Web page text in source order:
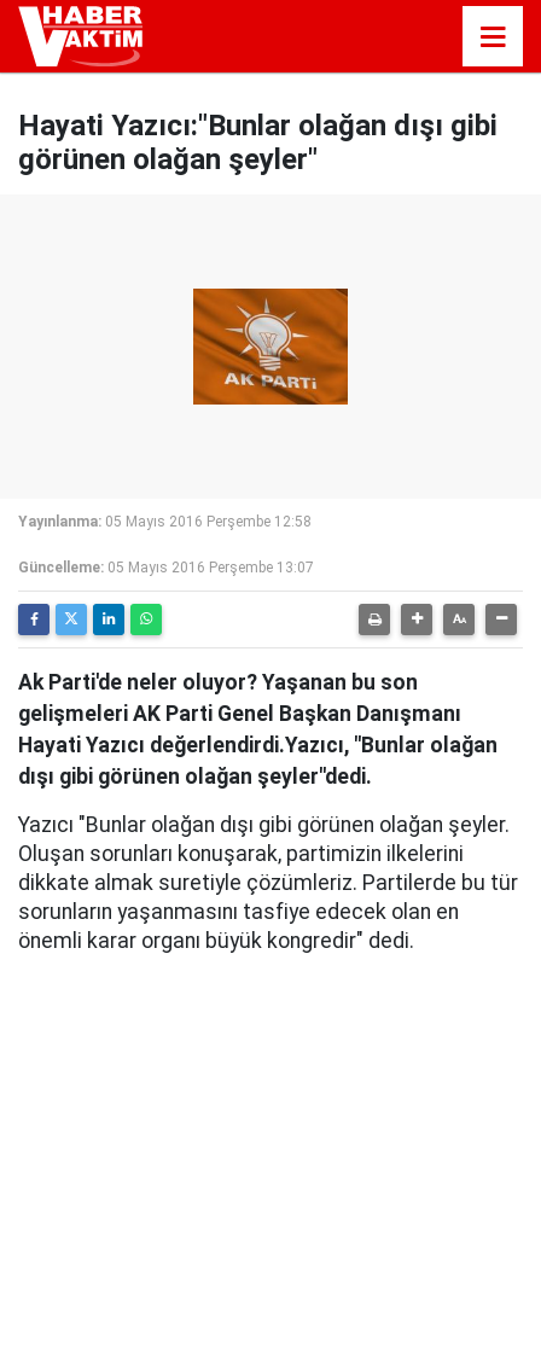
Hayati Yazıcı:"Bunlar olağan dışı gibi
görünen olağan şeyler"
Yayınlanma: 05 Mayıs 2016 Perşembe 12:58
Güncelleme: 05 Mayıs 2016 Perşembe 13:07
Ak Parti'de neler oluyor? Yaşanan bu son
gelişmeleri AK Parti Genel Başkan Danışmanı
Hayati Yazıcı değerlendirdi.Yazıcı, "Bunlar olağan
dışı gibi görünen olağan şeyler"dedi.
Yazıcı "Bunlar olağan dışı gibi görünen olağan şeyler.
Oluşan sorunları konuşarak, partimizin ilkelerini
dikkate almak suretiyle çözümleriz. Partilerde bu tür
sorunların yaşanmasını tasfiye edecek olan en
önemli karar organı büyük kongredir" dedi.